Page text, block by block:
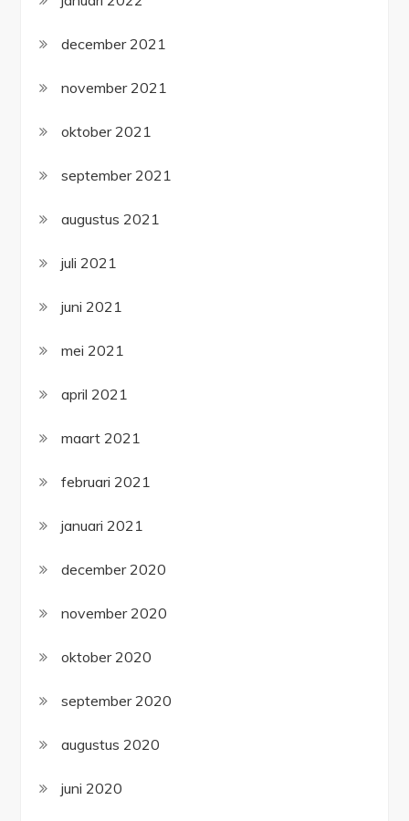
december 2021
november 2021
oktober 2021
september 2021
augustus 2021
juli 2021
juni 2021
mei 2021
april 2021
maart 2021
februari 2021
januari 2021
december 2020
november 2020
oktober 2020
september 2020
augustus 2020
juni 2020